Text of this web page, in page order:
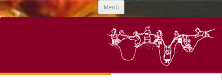
Menü Zum
Inhalt
springen